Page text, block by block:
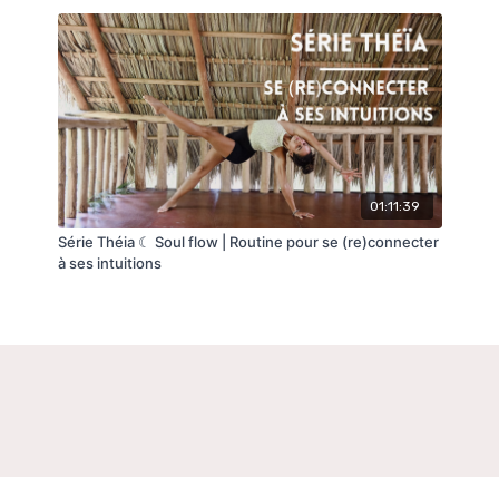
asanas dans ce cadre est bel et bien rythmée et
animée par cette thématique, il serait donc
dommage de passer à côté😉
Je vous souhaite une très belle écoute,
Avec tout mon amour,
C. 01:11:39
Série Théia ☾ Soul flow | Routine pour se (re)connecter
à ses intuitions